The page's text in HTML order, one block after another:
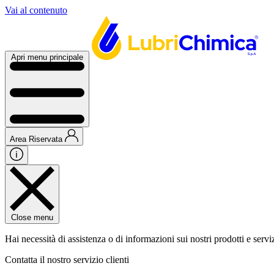
Vai al contenuto
Apri menu principale
Area Riservata
Close menu
Hai necessità di assistenza o di informazioni sui nostri prodotti e
Contatta il nostro servizio clienti